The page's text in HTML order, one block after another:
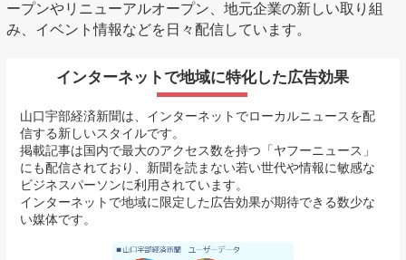
ープンやリニューアルオープン、地元企業の新しい取り組
み、イベント情報などを日々配信しています。
インターネットで地域に特化した広告効果
山口宇部経済新聞は、インターネットでローカルニュースを配
信する新しいスタイルです。
掲載記事は国内で最大のアクセス数を持つ「ヤフーニュース」
にも配信されており、新聞を読まない若い世代や情報に敏感な
ビジネスパーソンに利用されています。
インターネットで地域に限定した広告効果が期待できる数少な
い媒体です。